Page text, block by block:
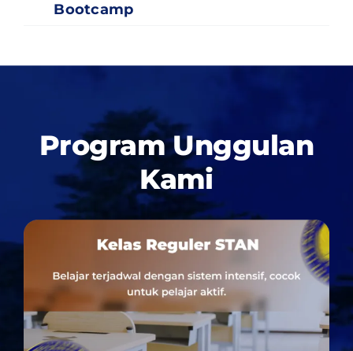
Bootcamp
Program Unggulan
Kami